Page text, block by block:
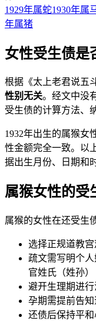
1929年属蛇1930年属
年属猪
女性受生债是
根据《太上老君说五
性别无关。经文中没
受生债的计算方法、
1932年出生的属猴女
性金额完全一致。以
据出生月份、日期和
属猴女性的受
属猴的女性在还受生
选择正规道教
疏文需写明个
官姓氏（姓孙）
避开生理期进行
孕期需提前告
还债后保持平